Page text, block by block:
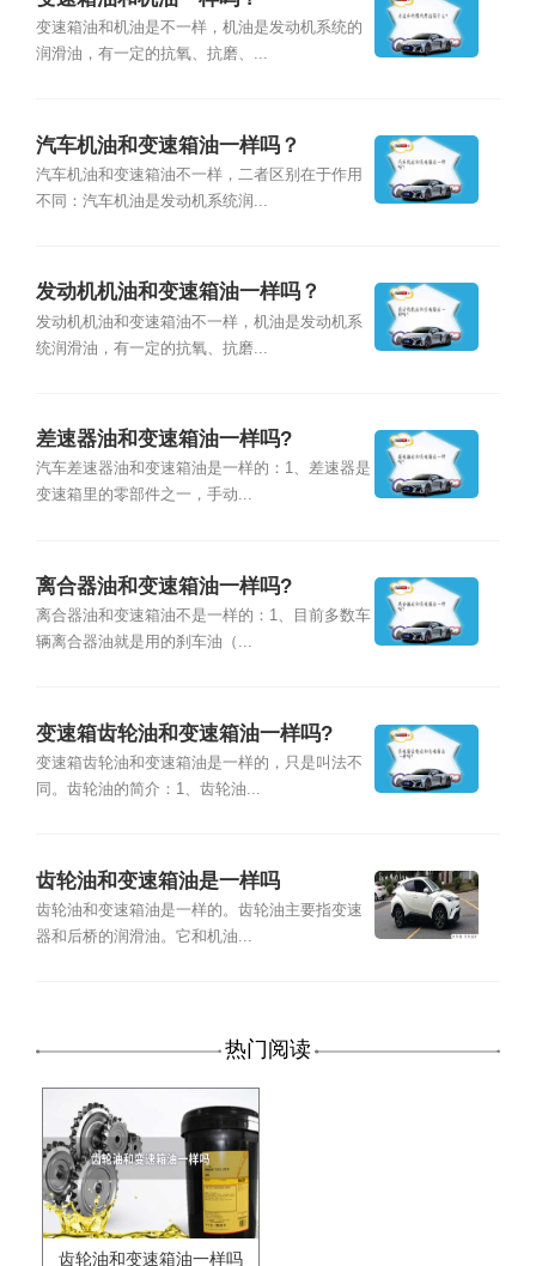
变速箱油和机油是不一样，机油是发动机系统的
润滑油，有一定的抗氧、抗磨、...
汽车机油和变速箱油一样吗？
汽车机油和变速箱油不一样，二者区别在于作用
不同：汽车机油是发动机系统润...
发动机机油和变速箱油一样吗？
发动机机油和变速箱油不一样，机油是发动机系
统润滑油，有一定的抗氧、抗磨...
差速器油和变速箱油一样吗?
汽车差速器油和变速箱油是一样的：1、差速器是
变速箱里的零部件之一，手动...
离合器油和变速箱油一样吗?
离合器油和变速箱油不是一样的：1、目前多数车
辆离合器油就是用的刹车油（...
变速箱齿轮油和变速箱油一样吗?
变速箱齿轮油和变速箱油是一样的，只是叫法不
同。齿轮油的简介：1、齿轮油...
齿轮油和变速箱油是一样吗
齿轮油和变速箱油是一样的。齿轮油主要指变速
器和后桥的润滑油。它和机油...
热门阅读
齿轮油和变速箱油一样吗